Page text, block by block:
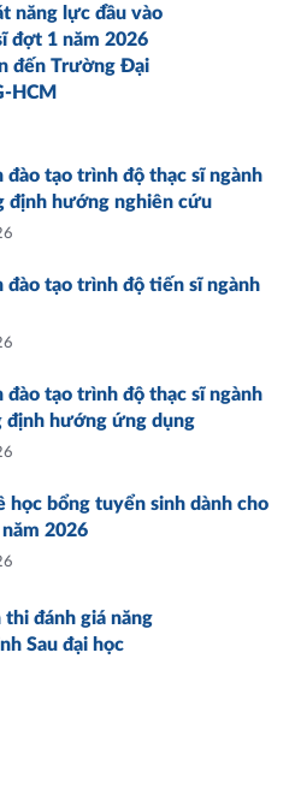
năng lực đầu vào
đợt 1 năm 2026
đến Trường Đại
HCM
tạo trình độ thạc sĩ ngành
định hướng nghiên cứu
đào tạo trình độ tiến sĩ ngành
tạo trình độ thạc sĩ ngành
định hướng ứng dụng
học bổng tuyển sinh dành cho
2026
đánh giá năng
Sau đại học